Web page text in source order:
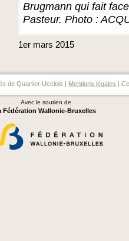
Brugmann qui fait
Pasteur. Photo :
1er mars 2015
de Quartier Ucclois | Mentions légales |
Avec le soutien de
Fédération Wallonie-Bruxelles